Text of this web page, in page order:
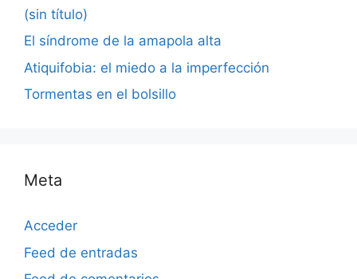
(sin título)
El síndrome de la amapola alta
Atiquifobia: el miedo a la imperfección
Tormentas en el bolsillo
Meta
Acceder
Feed de entradas